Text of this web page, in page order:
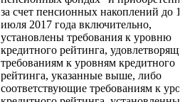
за счет пенсионных накоплений до
июля 2017 года включительно,
установлены требования к уровню
кредитного рейтинга,
требованиям к уровням кредитного
рейтинга, указанные выше, либо
соответствующие требованиям к